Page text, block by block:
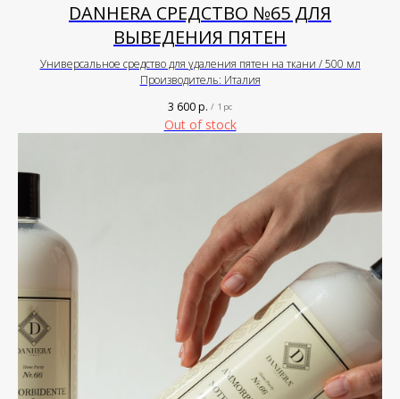
DANHERA СРЕДСТВО №65 ДЛЯ
ВЫВЕДЕНИЯ ПЯТЕН
Универсальное средство для удаления пятен на ткани / 500 мл
Производитель: Италия
3 600р. / 1 pc
Out of stock